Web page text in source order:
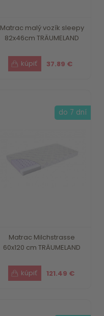
Matrac malý vozík sleepy
82x46cm TRÄUMELAND
37.89 €
Matrac Milchstrasse
60x120 cm TRÄUMELAND
121.49 €
do 7 dní